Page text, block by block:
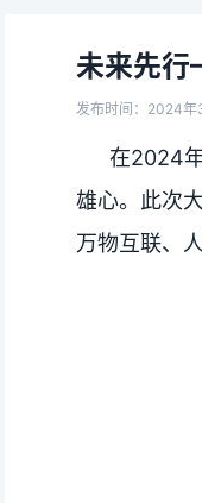
未来先
发布时间：2024年
在2024
雄心。此次
万物互联、